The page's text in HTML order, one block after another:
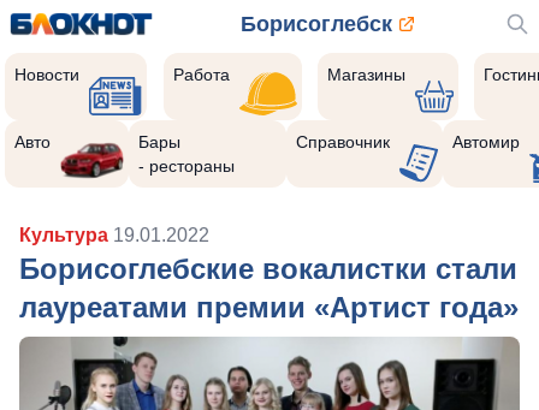
Борисоглебск
Новости Работа Магазины
Авто
Бары
- рестораны
Справочник Автомир
Культура 19.01.2022
Борисоглебские вокалистки стали
лауреатами премии «Артист года»